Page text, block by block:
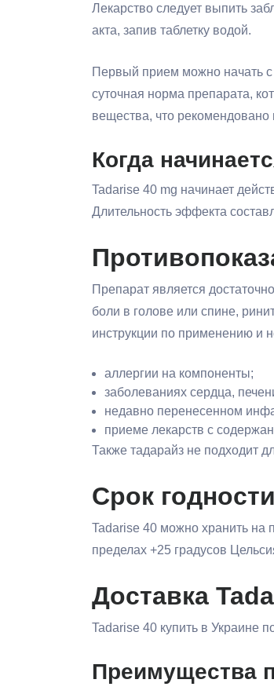
Лекарство следует выпить
акта, запив таблетку водой.
Первый прием можно начать с
суточная норма препарата,
вещества, что
Когда
Tadarise 40 mg начинает
Длительность эффекта
Препарат является
боли в голове или спине,
инструкции по применению и
аллергии на компоненты;
заболеваниях сердца,
недавно перенесенном
приеме лекарств с
Также тадарайз не подходит
Срок
Tadarise 40 можно хранить на
пределах +25 градусов
Доставка
Tadarise 40 купить в Украине
Преимущества